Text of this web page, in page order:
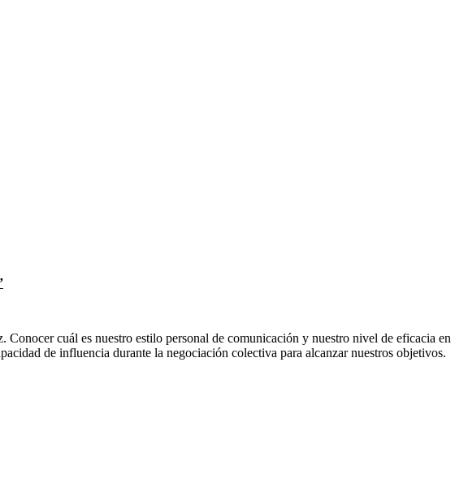
cuál es nuestro estilo personal de comunicación y nuestro nivel de eficacia en
de influencia durante la negociación colectiva para alcanzar nuestros objetivos.